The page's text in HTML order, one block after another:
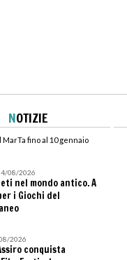
NOTIZIE
MarTa fino al 10 gennaio
08/2026
nel mondo antico. A
i Giochi del
2026
conquista